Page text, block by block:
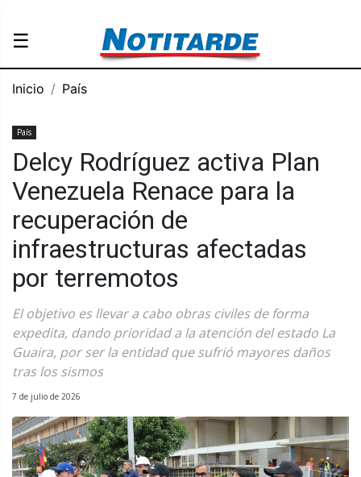
☰
Inicio País
País
Delcy Rodríguez activa Plan
Venezuela Renace para la
recuperación de
infraestructuras afectadas
por terremotos
El objetivo es llevar a cabo obras civiles de forma
expedita, dando prioridad a la atención del estado La
Guaira, por ser la entidad que sufrió mayores daños
tras los sismos
7 de julio de 2026